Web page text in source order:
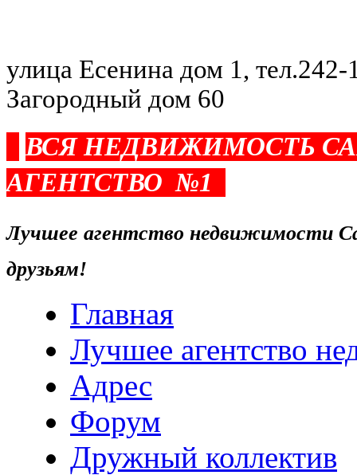
улица Есенина дом 1,
Загородный дом 60
ВСЯ НЕДВИЖИМОСТЬ
АГЕНТСТВО №1
Лучшее агентство недвижимости
друзьям!
Главная
Лучшее агентство
Адрес
Форум
Дружный коллектив